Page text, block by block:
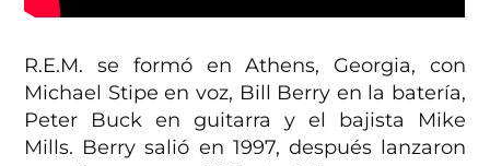
R.E.M. se formó en Athens, Georgia, con
Michael Stipe en voz, Bill Berry en la batería,
Peter Buck en guitarra y el bajista Mike
Mills. Berry salió en 1997, después lanzaron